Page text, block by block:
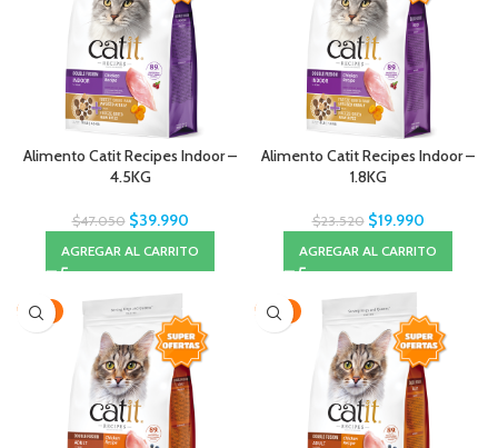
Alimento Catit Recipes Indoor –
4.5KG
$47.050 $39.990
AGREGAR AL CARRITO
Alimento Catit Recipes Indoor –
1.8KG
$23.520 $19.990
AGREGAR AL CARRITO
-15% -15%